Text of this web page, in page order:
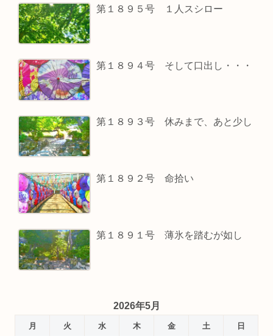
第１８９５号 １人スシロー
第１８９４号 そして口出し・・・
第１８９３号 休みまで、あと少し
第１８９２号 命拾い
第１８９１号 薄氷を踏むが如し
2026年5月
月 火 水 木 金 土
日